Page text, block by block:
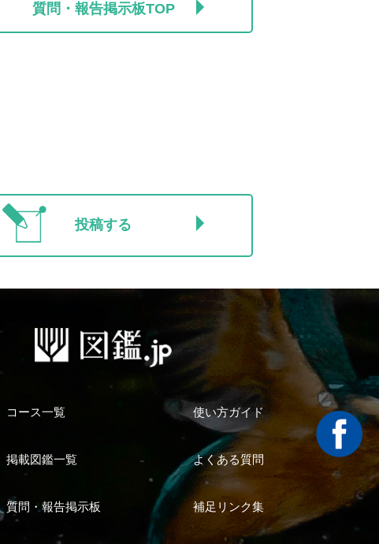
質問・報告掲示板TOP
投稿する
コース一覧 使い方ガイド
掲載図鑑一覧 よくある質問
質問・報告掲示板 補足リンク集